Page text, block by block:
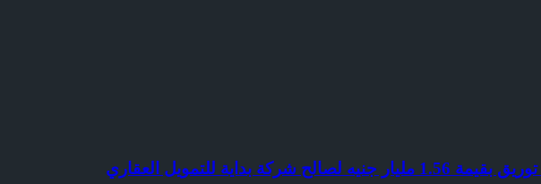
للتمويل العقاري